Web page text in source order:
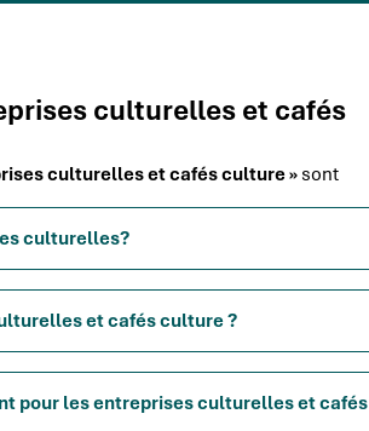
culturelles et cafés
culturelles et cafés culture » sont
culturelles?
et cafés culture ?
pour les entreprises culturelles et cafés